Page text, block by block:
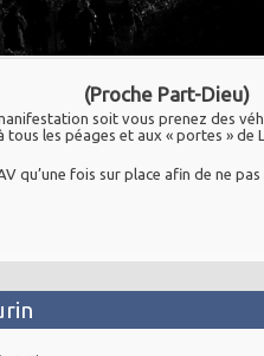
(Proche Part-Dieu)
soit vous prenez des
les péages et aux « portes »
qu’une fois sur place afin de ne